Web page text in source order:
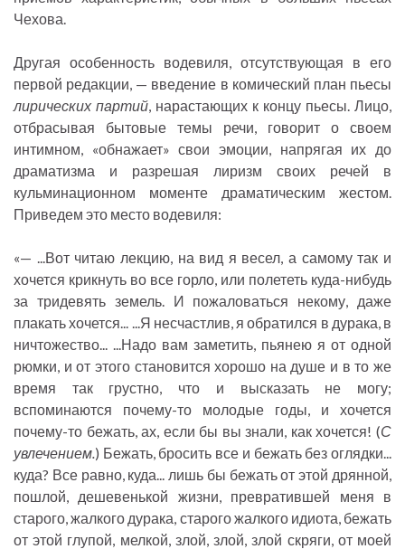
Чехова.
Другая особенность водевиля, отсутствующая в его
первой редакции, — введение в комический план пьесы
лирических партий , нарастающих к концу пьесы. Лицо,
отбрасывая бытовые темы речи, говорит о своем
интимном, «обнажает» свои эмоции, напрягая их до
драматизма и разрешая лиризм своих речей в
кульминационном моменте драматическим жестом.
Приведем это место водевиля:
«— ...Вот читаю лекцию, на вид я весел, а самому так и
хочется крикнуть во все горло, или полететь куда-нибудь
за тридевять земель. И пожаловаться некому, даже
плакать хочется... ...Я несчастлив, я обратился в дурака, в
ничтожество... ...Надо вам заметить, пьянею я от одной
рюмки, и от этого становится хорошо на душе и в то же
время так грустно, что и высказать не могу;
вспоминаются почему-то молодые годы, и хочется
почему-то бежать, ах, если бы вы знали, как хочется! (С
увлечением. ) Бежать, бросить все и бежать без оглядки...
куда? Все равно, куда... лишь бы бежать от этой дрянной,
пошлой, дешевенькой жизни, превратившей меня в
старого, жалкого дурака, старого жалкого идиота, бежать
от этой глупой, мелкой, злой, злой, злой скряги, от моей